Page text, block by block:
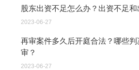
股东出资不足怎么办？出资不足和
2023-06-27
再审案件多久后开庭合法？哪些
审？
2023-06-27